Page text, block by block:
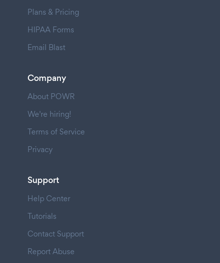
Plans & Pricing
HIPAA Forms
Email Blast
Company
About POWR
We're hiring!
Terms of Service
Privacy
Support
Help Center
Tutorials
Contact Support
Report Abuse